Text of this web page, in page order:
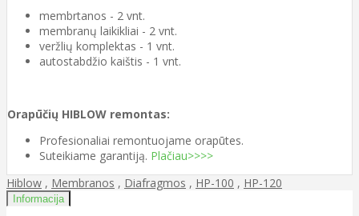
membrtanos - 2 vnt.
membranų laikikliai - 2 vnt.
veržlių komplektas - 1 vnt.
autostabdžio kaištis - 1 vnt.
Orapūčių HIBLOW remontas:
Profesionaliai remontuojame orapūtes.
Suteikiame garantiją. Plačiau>>>>
Hiblow , Membranos , Diafragmos , HP-100 , HP-120
Informacija